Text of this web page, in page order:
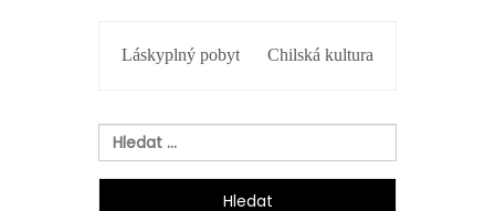
PRO
Láskyplný pobyt Chilská kultura
Vyhledávání